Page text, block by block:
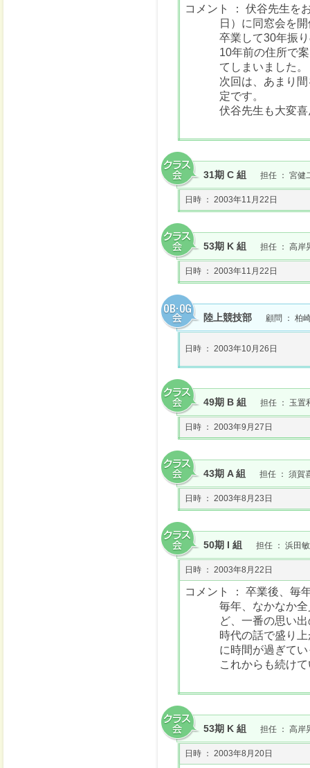
コメント ： 伏谷先生を
日）に同窓会を
卒業して30年振
10年前の住所で
てしまいました。
次回は、あまり
定です。
伏谷先生も大変
31期 C 組 担任 ： 宮健
日時 ： 2003年11月22日
53期 K 組 担任 ： 高岸
日時 ： 2003年11月22日
陸上競技部 顧問 ： 柏
日時 ： 2003年10月26日
49期 B 組 担任 ： 玉置
日時 ： 2003年9月27日
43期 A 組 担任 ： 須賀
日時 ： 2003年8月23日
50期 I 組 担任 ： 浜田
日時 ： 2003年8月22日
コメント ： 卒業後、毎
毎年、なかなか
ど、一番の思い
時代の話で盛り
に時間が過ぎて
これからも続け
53期 K 組 担任 ： 高岸
日時 ： 2003年8月20日